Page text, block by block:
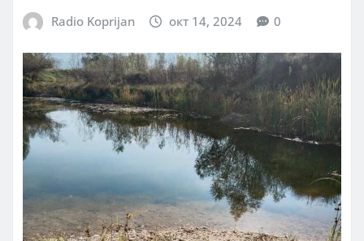
Radio Koprijan окт 14, 2024 0